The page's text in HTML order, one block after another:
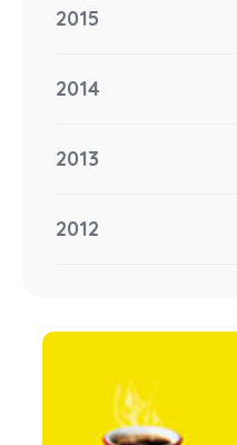
2015
2014
2013
2012